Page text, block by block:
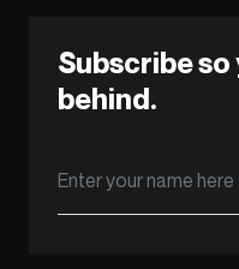
Subscribe
behind.